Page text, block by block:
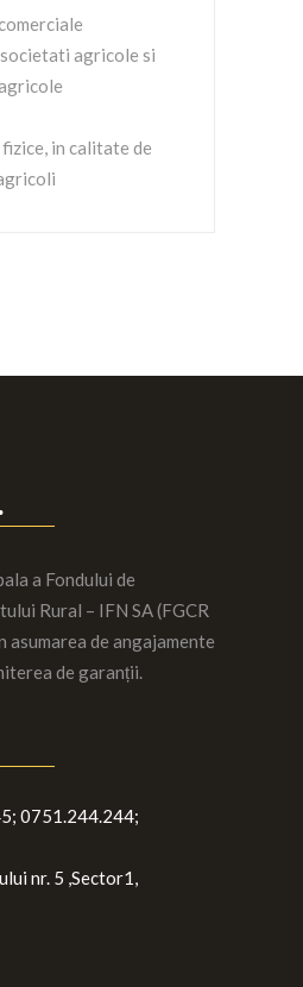
agricole si
in calitate de
a Fondului de
Rural – IFN SA (FGCR
asumarea de angajamente
de garanții.
0751.244.244;
nr. 5 ,Sector1,